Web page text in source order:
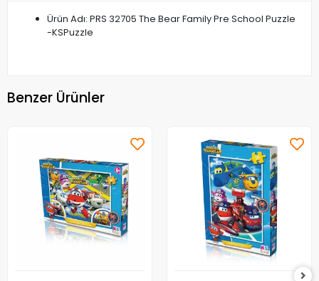
Ürün Adı: PRS 32705 The Bear Family Pre School Puzzle
-KSPuzzle
Benzer Ürünler